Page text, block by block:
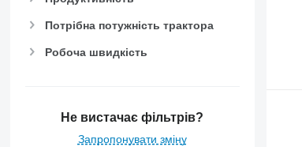
Потрібна потужність трактора
Робоча швидкість
Не вистачає фільтрів?
Запропонувати зміну